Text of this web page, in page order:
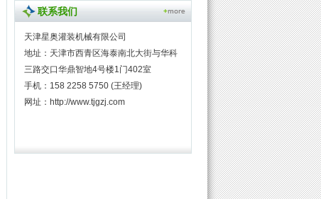
联系我们
天津星奥灌装机械有限公司
地址：天津市西青区海泰南北大街与华科
三路交口华鼎智地4号楼1门402室
手机：158 2258 5750 (王经理)
网址： http://www.tjgzj.com